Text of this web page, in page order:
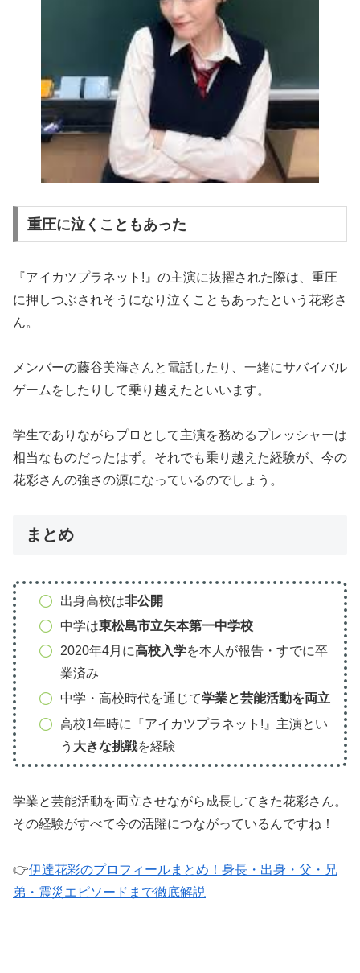
重圧に泣くこともあった
『アイカツプラネット!』の主演に抜擢された際は、重圧
に押しつぶされそうになり泣くこともあったという花彩さ
ん。
メンバーの藤谷美海さんと電話したり、一緒にサバイバル
ゲームをしたりして乗り越えたといいます。
学生でありながらプロとして主演を務めるプレッシャーは
相当なものだったはず。それでも乗り越えた経験が、今の
花彩さんの強さの源になっているのでしょう。
まとめ
出身高校は非公開
中学は東松島市立矢本第一中学校
2020年4月に高校入学を本人が報告・すでに卒
業済み
中学・高校時代を通じて学業と芸能活動を両立
高校1年時に『アイカツプラネット!』主演とい
う 大きな挑戦を経験
学業と芸能活動を両立させながら成長してきた花彩さん。
その経験がすべて今の活躍につながっているんですね！
👉伊達花彩のプロフィールまとめ！身長・出身・父・兄
弟・震災エピソードまで徹底解説